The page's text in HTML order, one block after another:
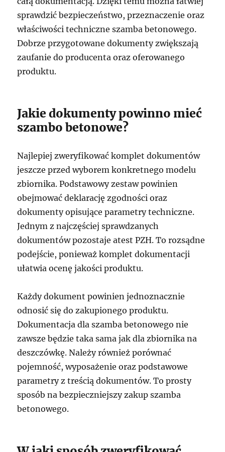
sprawdzić bezpieczeństwo, przeznaczenie oraz
właściwości techniczne szamba betonowego.
Dobrze przygotowane dokumenty zwiększają
zaufanie do producenta oraz oferowanego
produktu.
Jakie dokumenty powinno mieć
szambo betonowe?
Najlepiej zweryfikować komplet dokumentów
jeszcze przed wyborem konkretnego modelu
zbiornika. Podstawowy zestaw powinien
obejmować deklarację zgodności oraz
dokumenty opisujące parametry techniczne.
Jednym z najczęściej sprawdzanych
dokumentów pozostaje atest PZH. To rozsądne
podejście, ponieważ komplet dokumentacji
ułatwia ocenę jakości produktu.
Każdy dokument powinien jednoznacznie
odnosić się do zakupionego produktu.
Dokumentacja dla szamba betonowego nie
zawsze będzie taka sama jak dla zbiornika na
deszczówkę. Należy również porównać
pojemność, wyposażenie oraz podstawowe
parametry z treścią dokumentów. To prosty
sposób na bezpieczniejszy zakup szamba
betonowego.